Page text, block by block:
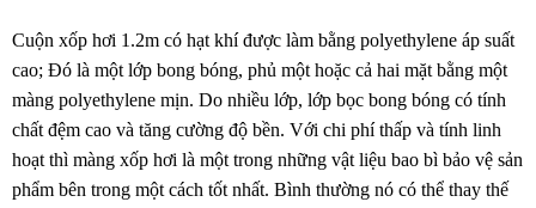
Cuộn xốp hơi 1.2m có hạt khí được làm bằng polyethylene áp suất
cao; Đó là một lớp bong bóng, phủ một hoặc cả hai mặt bằng một
màng polyethylene mịn. Do nhiều lớp, lớp bọc bong bóng có tính
chất đệm cao và tăng cường độ bền. Với chi phí thấp và tính linh
hoạt thì màng xốp hơi là một trong những vật liệu bao bì bảo vệ sản
phẩm bên trong một cách tốt nhất. Bình thường nó có thể thay thế